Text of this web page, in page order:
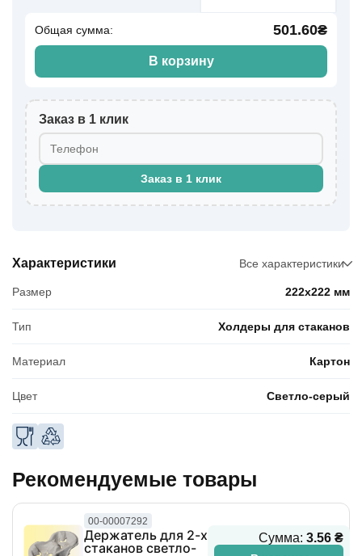
Общая сумма: 501.60₴
В корзину
Заказ в 1 клик
Заказ в 1 клик
Характеристики Все характеристики
Размер 222x222 мм
Тип Холдеры для стаканов
Материал Картон
Цвет Светло-серый
Рекомендуемые товары
00-00007292
Держатель для 2-х
стаканов светло-
Сумма: 3.56 ₴